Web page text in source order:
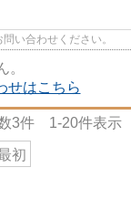
い合わせください。
せはこちら
3件 1-20件表示
初